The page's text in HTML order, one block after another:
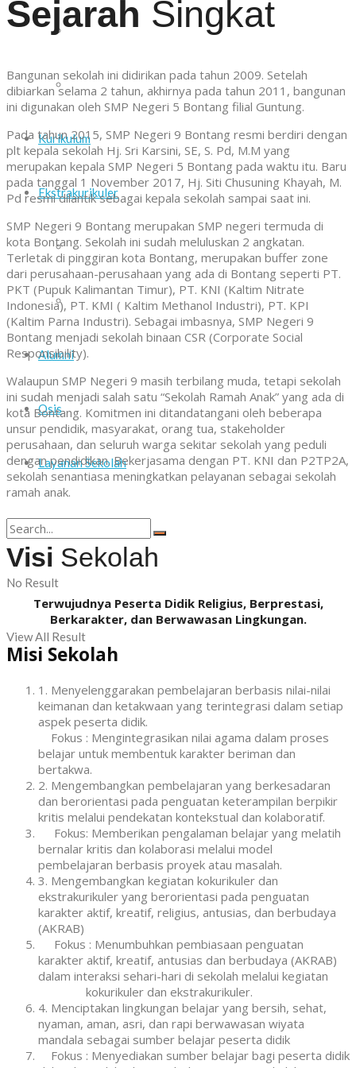
Daftar Guru dan Staf Sekolah
Sarana dan Prasarana
Kurikulum
Ekstrakurikuler
Paskib
Pramuka
Alumni
Osis
Layanan Sekolah
No Result
View All Result
Sejarah Singkat
Bangunan sekolah ini didirikan pada tahun 2009. Setelah
dibiarkan selama 2 tahun, akhirnya pada tahun 2011, bangunan
ini digunakan oleh SMP Negeri 5 Bontang filial Guntung.
Pada tahun 2015, SMP Negeri 9 Bontang resmi berdiri dengan
plt kepala sekolah Hj. Sri Karsini, SE, S. Pd, M.M yang
merupakan kepala SMP Negeri 5 Bontang pada waktu itu. Baru
pada tanggal 1 November 2017, Hj. Siti Chusuning Khayah, M.
Pd resmi dilantik sebagai kepala sekolah sampai saat ini.
SMP Negeri 9 Bontang merupakan SMP negeri termuda di
kota Bontang. Sekolah ini sudah meluluskan 2 angkatan.
Terletak di pinggiran kota Bontang, merupakan buffer zone
dari perusahaan-perusahaan yang ada di Bontang seperti PT.
PKT (Pupuk Kalimantan Timur), PT. KNI (Kaltim Nitrate
Indonesia), PT. KMI ( Kaltim Methanol Industri), PT. KPI
(Kaltim Parna Industri). Sebagai imbasnya, SMP Negeri 9
Bontang menjadi sekolah binaan CSR (Corporate Social
Responsibility).
Walaupun SMP Negeri 9 masih terbilang muda, tetapi sekolah
ini sudah menjadi salah satu “Sekolah Ramah Anak” yang ada di
kota Bontang. Komitmen ini ditandatangani oleh beberapa
unsur pendidik, masyarakat, orang tua, stakeholder
perusahaan, dan seluruh warga sekitar sekolah yang peduli
dengan pendidikan. Bekerjasama dengan PT. KNI dan P2TP2A,
sekolah senantiasa meningkatkan pelayanan sebagai sekolah
ramah anak.
Visi Sekolah
Terwujudnya Peserta Didik Religius, Berprestasi,
Berkarakter, dan Berwawasan Lingkungan.
Misi Sekolah
1. Menyelenggarakan pembelajaran berbasis nilai-nilai
keimanan dan ketakwaan yang terintegrasi dalam setiap
aspek peserta didik.
Fokus : Mengintegrasikan nilai agama dalam proses
belajar untuk membentuk karakter beriman dan
bertakwa.
2. Mengembangkan pembelajaran yang berkesadaran
dan berorientasi pada penguatan keterampilan berpikir
kritis melalui pendekatan kontekstual dan kolaboratif.
Fokus: Memberikan pengalaman belajar yang melatih
bernalar kritis dan kolaborasi melalui model
pembelajaran berbasis proyek atau masalah.
3. Mengembangkan kegiatan kokurikuler dan
ekstrakurikuler yang berorientasi pada penguatan
karakter aktif, kreatif, religius, antusias, dan berbudaya
(AKRAB)
Fokus : Menumbuhkan pembiasaan penguatan
karakter aktif, kreatif, antusias dan berbudaya (AKRAB)
dalam interaksi sehari-hari di sekolah melalui kegiatan
kokurikuler dan ekstrakurikuler.
4. Menciptakan lingkungan belajar yang bersih, sehat,
nyaman, aman, asri, dan rapi berwawasan wiyata
mandala sebagai sumber belajar peserta didik
Fokus : Menyediakan sumber belajar bagi peserta didik